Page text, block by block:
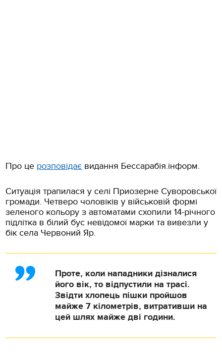
Про це розповідає видання Бессарабія.інформ.
Ситуація трапилася у селі Приозерне Суворовської
громади. Четверо чоловіків у військовій формі
зеленого кольору з автоматами схопили 14-річного
підлітка в білий бус невідомої марки та вивезли у
бік села Червоний Яр.
Проте, коли нападники дізналися
його вік, то відпустили на трасі.
Звідти хлопець пішки пройшов
майже 7 кілометрів, витративши на
цей шлях майже дві години.